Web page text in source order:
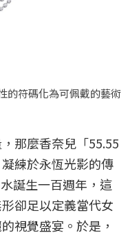
的符碼化為可佩戴的藝術
那麼香奈兒「55.55
練於永恆光影的傳
誕生一百週年，這
卻足以定義當代女
視覺盛宴。於是，